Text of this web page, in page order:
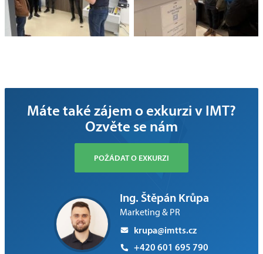
Máte také zájem o exkurzi v IMT?
Ozvěte se nám
POŽÁDAT O EXKURZI
Ing. Štěpán Krůpa
Marketing & PR
krupa@imtts.cz
+420 601 695 790